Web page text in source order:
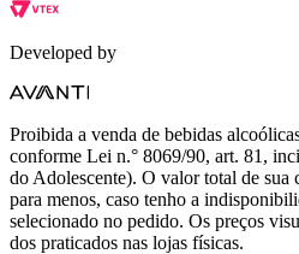
Developed by
Proibida a venda de bebidas
conforme Lei n.° 8069/90, art. 81,
do Adolescente). O valor total de sua
para menos, caso tenho a
selecionado no pedido. Os preços
dos praticados nas lojas físicas.